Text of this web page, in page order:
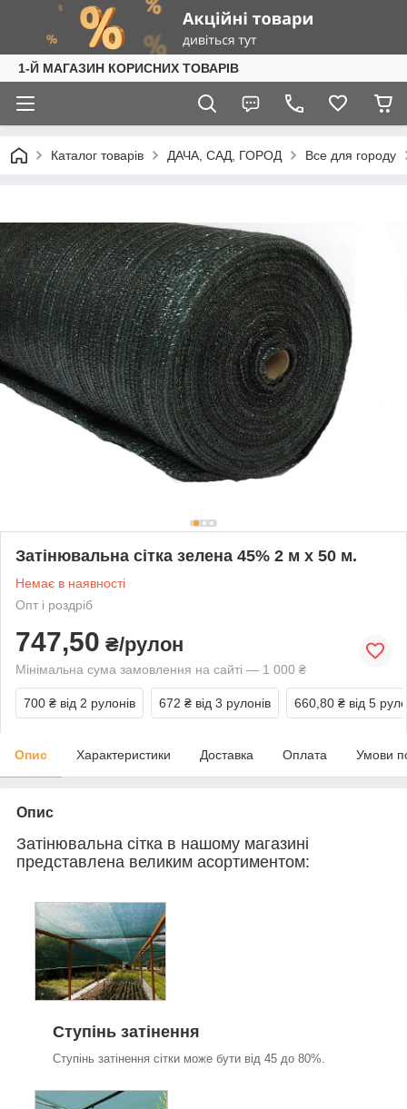
1-Й МАГАЗИН КОРИСНИХ ТОВАРІВ
Каталог товарів ДАЧА, САД, ГОРОД Все для городу
Затінювальна сітка зелена 45% 2 м х 50 м.
Немає в наявності
Опт і роздріб
747,50 ₴/рулон
Мінімальна сума замовлення на сайті — 1 000 ₴
700 ₴ від 2 рулонів 672 ₴ від 3 рулонів 660,80 ₴ від 5
Опис Характеристики Доставка Оплата Умови
Опис
Затінювальна сітка в нашому магазині
представлена великим асортиментом:
Ступінь затінення
Ступінь затінення сітки може бути від 45 до 80%.